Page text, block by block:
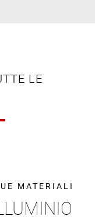
LE
MATERIALI